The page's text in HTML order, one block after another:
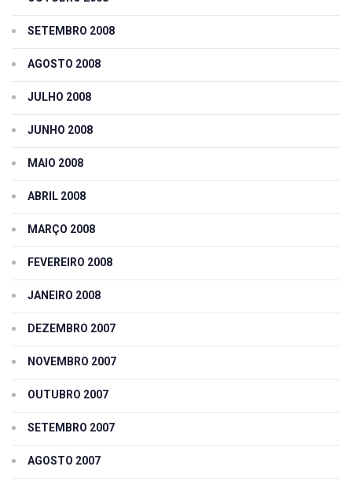
SETEMBRO 2008
AGOSTO 2008
JULHO 2008
JUNHO 2008
MAIO 2008
ABRIL 2008
MARÇO 2008
FEVEREIRO 2008
JANEIRO 2008
DEZEMBRO 2007
NOVEMBRO 2007
OUTUBRO 2007
SETEMBRO 2007
AGOSTO 2007